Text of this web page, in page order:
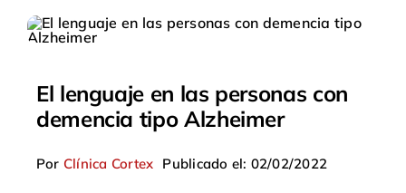
El lenguaje en las personas con
demencia tipo Alzheimer
Por Clínica Cortex Publicado el: 02/02/2022